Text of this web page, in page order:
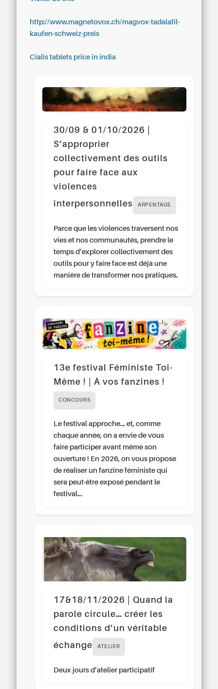
http://www.magnetovox.ch/magvox-tadalafil-
kaufen-schweiz-preis
Cialis tablets price in india
30/09 & 01/10/2026 |
S’approprier
collectivement des outils
pour faire face aux
violences
interpersonnelles
ARPENTAGE
Parce que les violences traversent nos
vies et nos communautés, prendre le
temps d’explorer collectivement des
outils pour y faire face est déjà une
manière de transformer nos pratiques.
13e festival Féministe Toi-
Même ! | À vos fanzines !
CONCOURS
Le festival approche… et, comme
chaque année, on a envie de vous
faire participer avant même son
ouverture ! En 2026, on vous propose
de réaliser un fanzine féministe qui
sera peut-être exposé pendant le
festival…
17&18/11/2026 | Quand la
parole circule… créer les
conditions d’un véritable
échange
ATELIER
Deux jours d’atelier participatif